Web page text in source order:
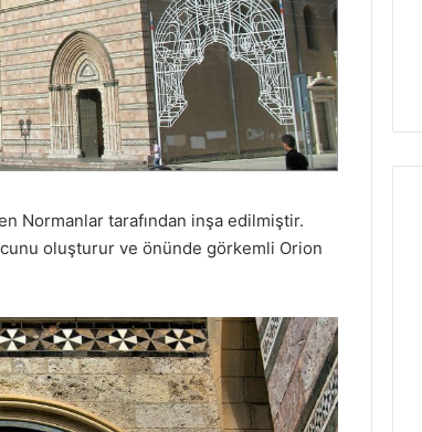
Normanlar tarafından inşa edilmiştir.
oluşturur ve önünde görkemli Orion